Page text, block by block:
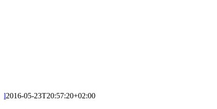
l2016-05-23T20:57:20+02:00